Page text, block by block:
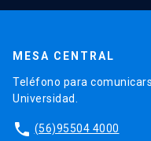
MESA CENTRAL
Teléfono para
Universidad.
phone (56)95504 4000